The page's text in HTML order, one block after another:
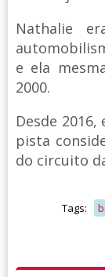
Nathalie
e ela
2000.
Desde
pista
do circuito
Tags: